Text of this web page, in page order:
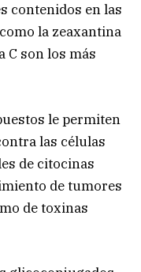
contenidos en las
la zeaxantina
C son los más
le permiten
las células
de citocinas
de tumores
de toxinas